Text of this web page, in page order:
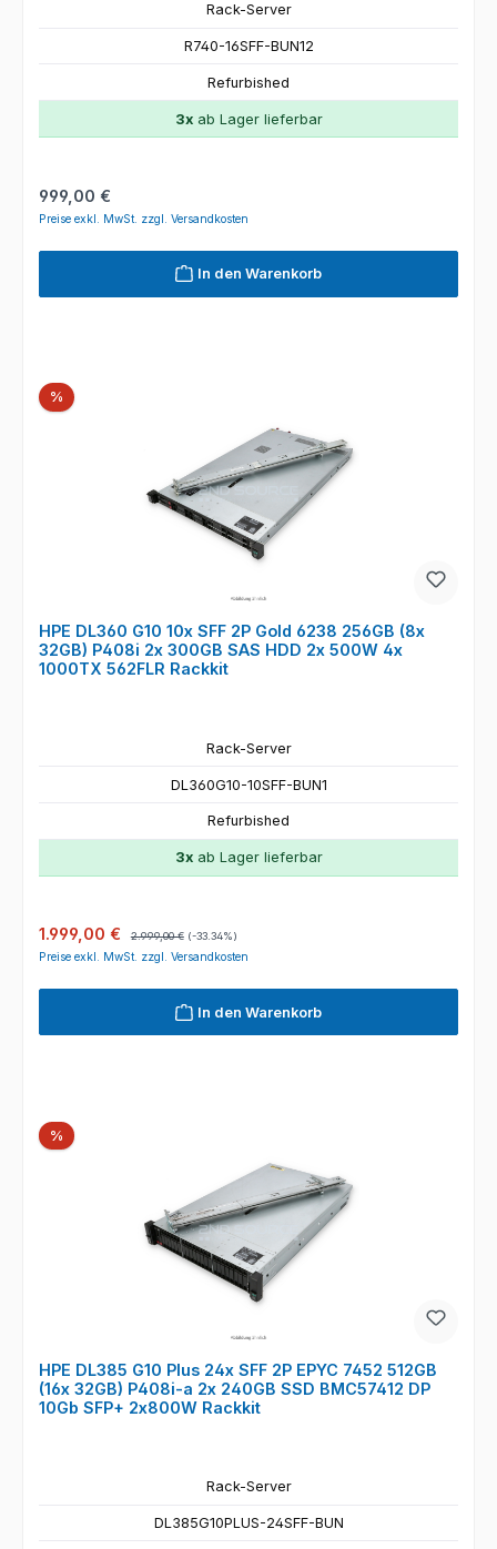
Rack-Server
R740-16SFF-BUN12
Refurbished
3xab Lager lieferbar
Regulärer Preis:
999,00 €
Preise exkl. MwSt. zzgl. Versandkosten
In den Warenkorb
%Rabatt
HPE DL360 G10 10x SFF 2P Gold 6238 256GB (8x
32GB) P408i 2x 300GB SAS HDD 2x 500W 4x
1000TX 562FLR Rackkit
Rack-Server
DL360G10-10SFF-BUN1
Refurbished
3xab Lager lieferbar
Verkaufspreis:
1.999,00 € Regulärer Preis:
2.999,00 € (-33.34%)
Preise exkl. MwSt. zzgl. Versandkosten
In den Warenkorb
%Rabatt
HPE DL385 G10 Plus 24x SFF 2P EPYC 7452 512GB
(16x 32GB) P408i-a 2x 240GB SSD BMC57412 DP
10Gb SFP+ 2x800W Rackkit
Rack-Server
DL385G10PLUS-24SFF-BUN